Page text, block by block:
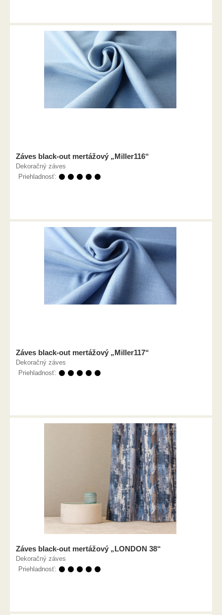
Záves black-out mertážový „Miller116“
Dekoračný záves
Priehladnosť: ⚫ ⚫ ⚫ ⚫ ⚫
Záves black-out mertážový „Miller117“
Dekoračný záves
Priehladnosť: ⚫ ⚫ ⚫ ⚫ ⚫
Záves black-out mertážový „LONDON 38“
Dekoračný záves
Priehladnosť: ⚫ ⚫ ⚫ ⚫ ⚫